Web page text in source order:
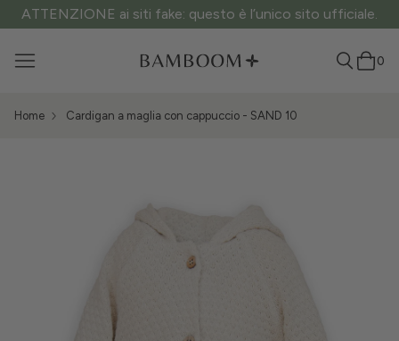
ATTENZIONE ai siti fake: questo è l’unico sito ufficiale.
0
Home Cardigan a maglia con cappuccio - SAND 10